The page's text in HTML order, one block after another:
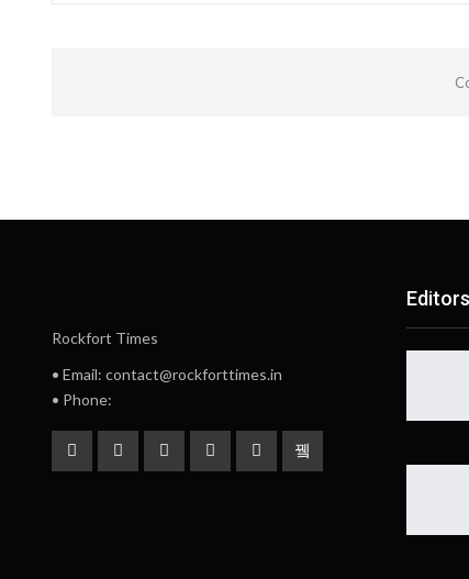
Rockfort Times
• Email: contact@rockforttimes.in
• Phone: